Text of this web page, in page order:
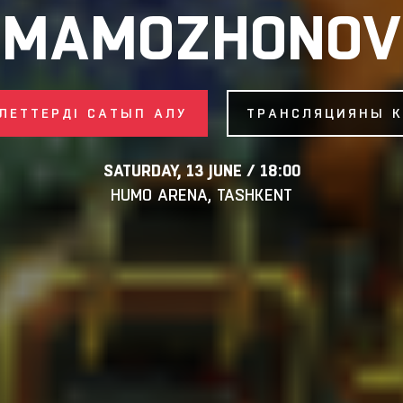
MAMOZHONOV
САТЫП АЛУ ТРАНСЛЯЦИЯНЫ
SATURDAY, 13 JUNE / 18:00
HUMO ARENA, TASHKENT